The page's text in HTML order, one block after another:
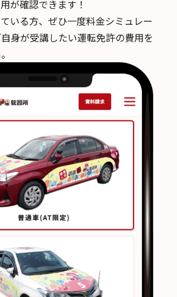
が確認できます！
いる方、ぜひ一度料金シミュレー
身が受講したい運転免許の費用を